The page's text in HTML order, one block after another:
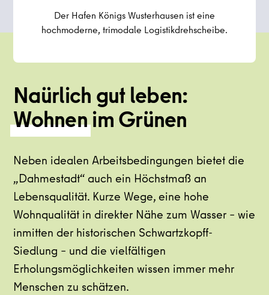
Der Hafen Königs Wusterhausen ist eine
hochmoderne, trimodale Logistikdrehscheibe.
Naürlich gut leben:
Wohnen im Grünen
Neben idealen Arbeitsbedingungen bietet die
„Dahmestadt“ auch ein Höchstmaß an
Lebensqualität. Kurze Wege, eine hohe
Wohnqualität in direkter Nähe zum Wasser – wie
inmitten der historischen Schwartzkopff-
Siedlung – und die vielfältigen
Erholungsmöglichkeiten wissen immer mehr
Menschen zu schätzen.